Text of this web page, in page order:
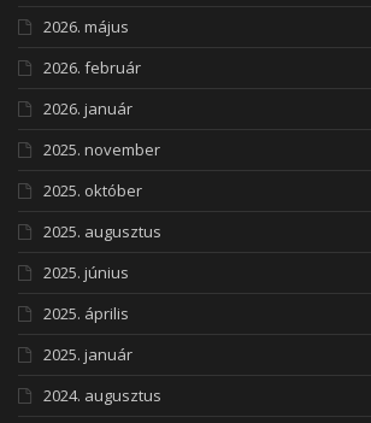
2026. május
2026. február
2026. január
2025. november
2025. október
2025. augusztus
2025. június
2025. április
2025. január
2024. augusztus